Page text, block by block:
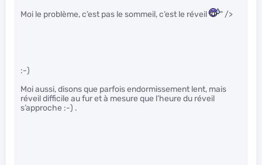
Moi le problème, c’est pas le sommeil, c’est le réveil " />
:-)
Moi aussi, disons que parfois endormissement lent, mais
réveil difficile au fur et à mesure que l’heure du réveil
s’approche :-) .